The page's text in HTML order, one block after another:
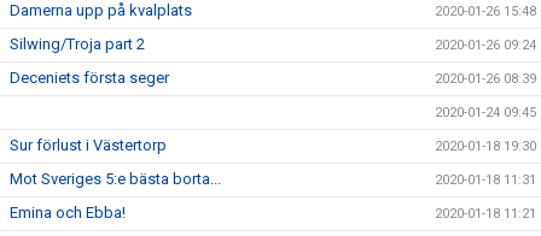
Damerna upp på kvalplats 2020-01-26 15:48
Silwing/Troja part 2 2020-01-26 09:24
Deceniets första seger 2020-01-26 08:39
2020-01-24 09:45
Sur förlust i Västertorp 2020-01-18 19:30
Mot Sveriges 5:e bästa borta... 2020-01-18 11:31
Emina och Ebba! 2020-01-18 11:21